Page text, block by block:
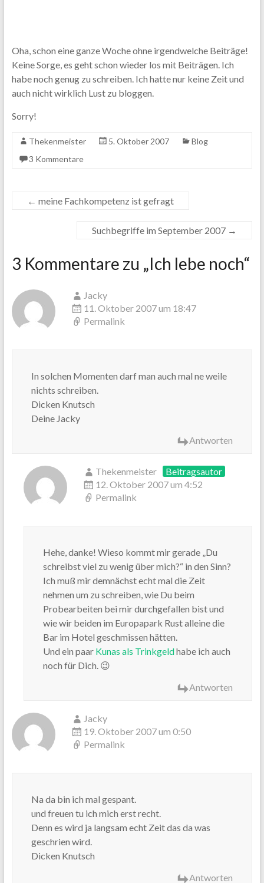
Oha, schon eine ganze Woche ohne irgendwelche Beiträge!
Keine Sorge, es geht schon wieder los mit Beiträgen. Ich
habe noch genug zu schreiben. Ich hatte nur keine Zeit und
auch nicht wirklich Lust zu bloggen.
Sorry!
Thekenmeister 5. Oktober 2007
Blog
3 Kommentare
← meine Fachkompetenz ist gefragt
Suchbegriffe im September 2007 →
3 Kommentare zu „Ich lebe noch“
Jacky
11. Oktober 2007 um 18:47
Permalink
In solchen Momenten darf man auch mal ne weile
nichts schreiben.
Dicken Knutsch
Deine Jacky
Antworten
Thekenmeister
Beitragsautor
12. Oktober 2007 um 4:52
Permalink
Hehe, danke! Wieso kommt mir gerade „Du
schreibst viel zu wenig über mich?“ in den Sinn?
Ich muß mir demnächst echt mal die Zeit
nehmen um zu schreiben, wie Du beim
Probearbeiten bei mir durchgefallen bist und
wie wir beiden im Europapark Rust alleine die
Bar im Hotel geschmissen hätten.
Und ein paar Kunas als Trinkgeldhabe ich auch
noch für Dich. 😉
Antworten
Jacky
19. Oktober 2007 um 0:50
Permalink
Na da bin ich mal gespant.
und freuen tu ich mich erst recht.
Denn es wird ja langsam echt Zeit das da was
geschrien wird.
Dicken Knutsch
Antworten